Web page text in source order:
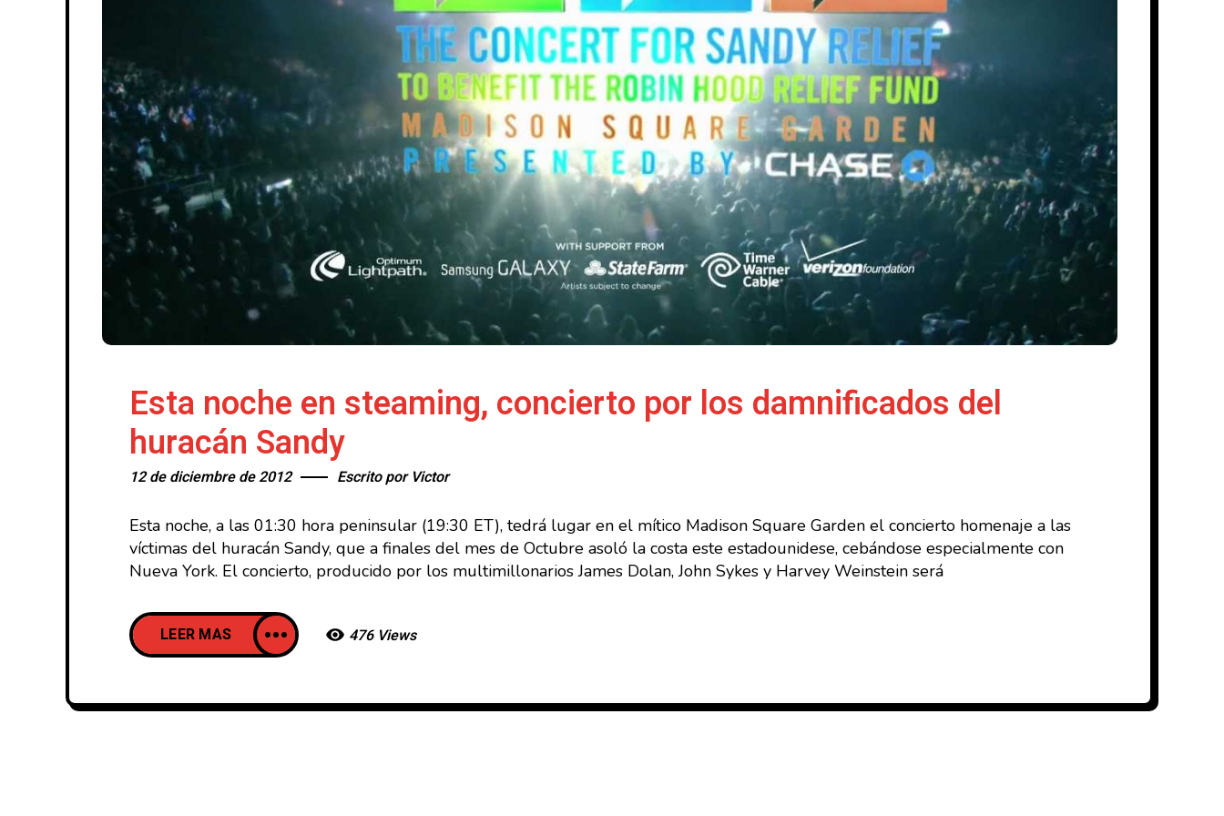
Esta noche en steaming, concierto por los damnificados del
huracán Sandy
12 de diciembre de 2012 Escrito por Victor
Esta noche, a las 01:30 hora peninsular (19:30 ET), tedrá lugar en el mítico Madison Square Garden el concierto homenaje a las
víctimas del huracán Sandy, que a finales del mes de Octubre asoló la costa este estadounidese, cebándose especialmente con
Nueva York. El concierto, producido por los multimillonarios James Dolan, John Sykes y Harvey Weinstein será
LEER MAS 476 Views